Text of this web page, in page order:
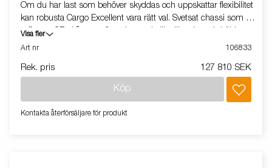
Om du har last som behöver skyddas och uppskattar flexibilitet
kan robusta Cargo Excellent vara rätt val. Svetsat chassi som tål
tuffa tag. CE-skåpvagn finns i en rad olika längder och höjder.
Den lättskötta glasfiberytan på sidorna ger dessutom bra
trafiksäkerhet. Invändigt har man goda förankringsmöjligheter,
i- och ur-lastning. Vagnen på bilden kan vara extrautrustad.
Visa fler
Art nr
106833
Rek. pris 127 810 SEK
Köp
Kontakta återförsäljare för produkt